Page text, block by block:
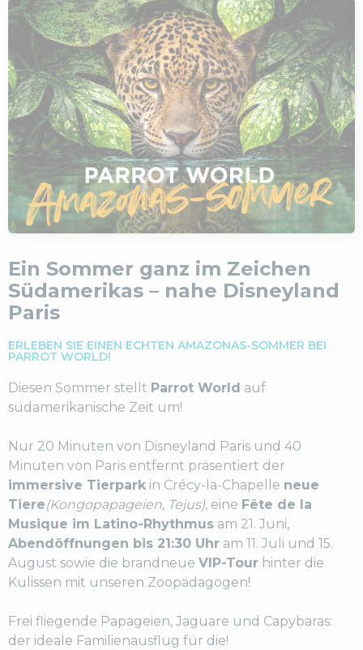
Ein Sommer ganz im Zeichen
Südamerikas – nahe Disneyland
Paris
ERLEBEN SIE EINEN ECHTEN AMAZONAS-SOMMER BEI
PARROT WORLD!
Diesen Sommer stellt Parrot World auf
südamerikanische Zeit um!
Nur 20 Minuten von Disneyland Paris und 40
Minuten von Paris entfernt präsentiert der
immersive Tierpark in Crécy-la-Chapelle neue
Tiere(Kongopapageien, Tejus), eine Fête de la
Musique im Latino-Rhythmus am 21. Juni,
Abendöffnungen bis 21:30 Uhr am 11. Juli und 15.
August sowie die brandneue VIP-Tour hinter die
Kulissen mit unseren Zoopädagogen!
Frei fliegende Papageien, Jaguare und Capybaras:
der ideale Familienausflug für die!